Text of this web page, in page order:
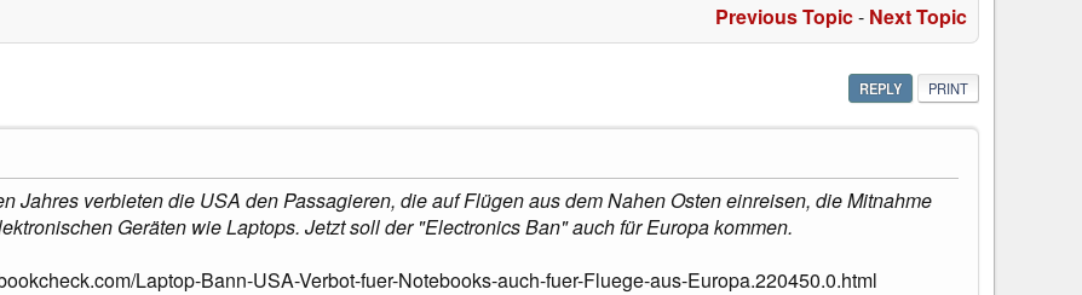
Previous Topic- Next Topic
REPLY PRINT
Jahres verbieten die USA den Passagieren, die auf Flügen aus dem Nahen Osten einreisen, die Mitnahme
Geräten wie Laptops. Jetzt soll der "Electronics Ban" auch für Europa kommen.
Laptop-Bann-USA-Verbot-fuer-Notebooks-auch-fuer-Fluege-aus-Europa.220450.0.html